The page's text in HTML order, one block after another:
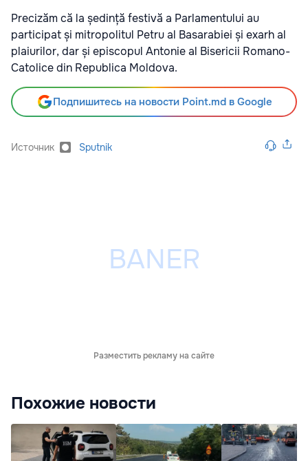
Precizăm că la ședință festivă a Parlamentului au
participat și mitropolitul Petru al Basarabiei și exarh al
plaiurilor, dar și episcopul Antonie al Bisericii Romano-
Catolice din Republica Moldova.
Подпишитесь на новости Point.md в Google
Источник Sputnik
Разместить рекламу на сайте
Похожие новости